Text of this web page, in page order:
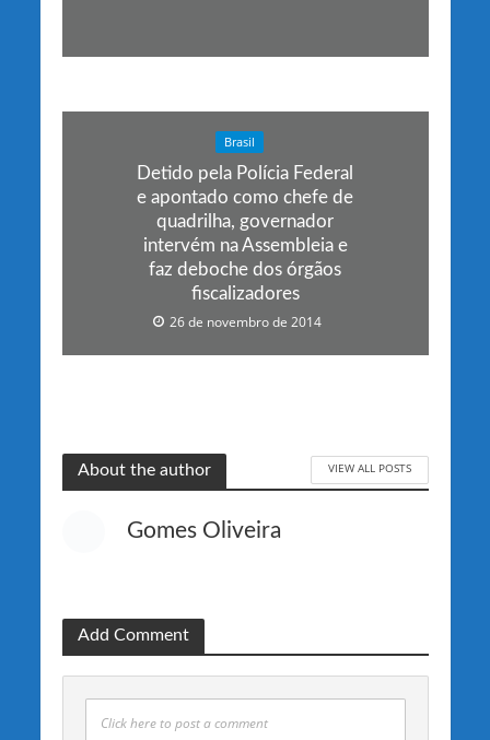
Brasil
Detido pela Polícia Federal
e apontado como chefe de
quadrilha, governador
intervém na Assembleia e
faz deboche dos órgãos
fiscalizadores
26 de novembro de 2014
About the author VIEW ALL POSTS
Gomes Oliveira
Add Comment
Click here to post a comment